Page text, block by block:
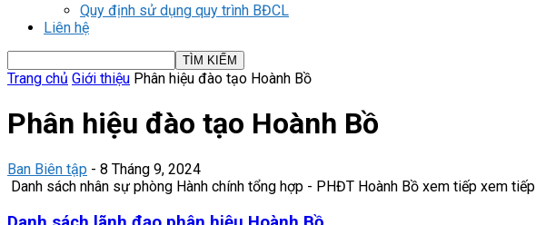
Quy định sử dụng quy trình BĐCL
Liên hệ
Trang chủ Giới thiệu Phân hiệu đào tạo Hoành Bồ
Phân hiệu đào tạo Hoành Bồ
Ban Biên tập - 8 Tháng 9, 2024
Danh sách nhân sự phòng Hành chính tổng hợp - PHĐT Hoành Bồ xem tiếp xem tiếp